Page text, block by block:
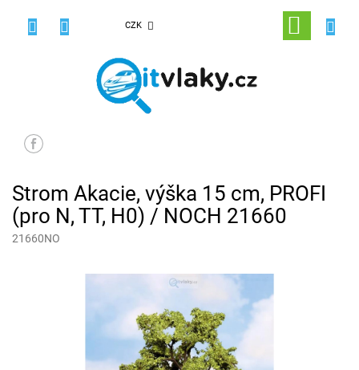
CZK
NÁKUPNÍ
KOŠÍK
Strom Akacie, výška 15 cm, PROFI
(pro N, TT, H0) / NOCH 21660
21660NO